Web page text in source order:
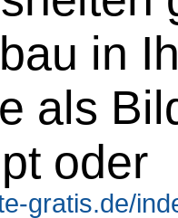
in
als
oder
gratis.de/